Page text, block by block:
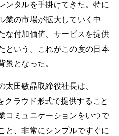
ンタルを手掛けてきた。特に
業の市場が拡大していく中
な付加価値、サービスを提供
という。これがこの度の日本
景となった。
太田敏晶取締役社長は、
ラウド形式で提供すること
コミュニケーションをいつで
と、非常にシンプルですぐに